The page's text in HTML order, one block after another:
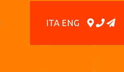
ITA ENG